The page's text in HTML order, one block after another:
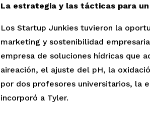
La estrategia y las tácticas para un
Los Startup Junkies tuvieron la
marketing y sostenibilidad
empresa de soluciones hídricas que
aireación, el ajuste del pH, la
por dos profesores universitarios, la
incorporó a Tyler.